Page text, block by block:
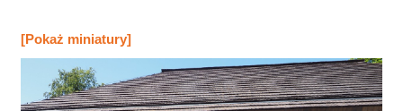
[Pokaż miniatury]